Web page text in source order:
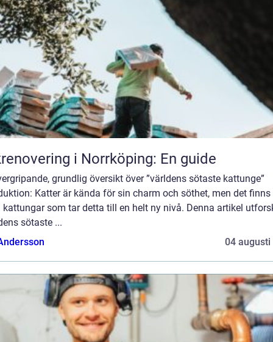
i Norrköping: En guide
grundlig översikt över ”världens sötaste kattunge”
Katter är kända för sin charm och söthet, men det finns
kattungar som tar detta till en helt ny nivå. Denna artikel
sötaste ...
04 augusti